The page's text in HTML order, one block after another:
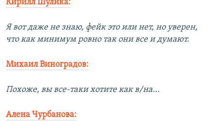
Кирилл Шулика:
Я вот даже не знаю, фейк это или нет, но уверен,
что как минимум ровно так они все и думают.
Михаил Виноградов:
Похоже, вы все-таки хотите как в/на...
Алена Чурбанова: